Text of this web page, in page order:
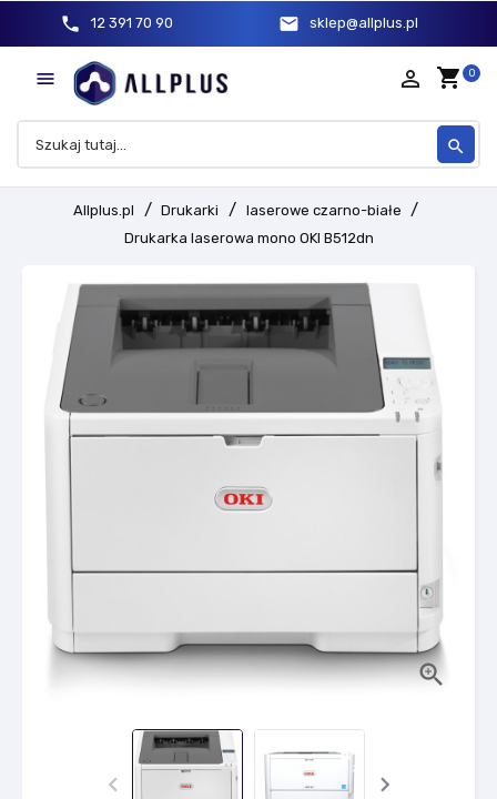
phone 12 391 70 90 mail sklep@allplus.pl
 shopping_cart 0
person_outline
search
Allplus.pl Drukarki
laserowe czarno-białe
Drukarka laserowa mono OKI B512dn

 